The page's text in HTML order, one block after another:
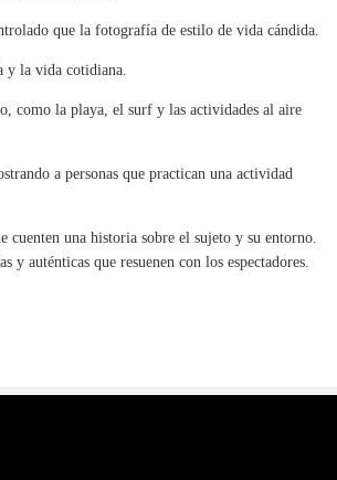
que la fotografía de estilo de vida cándida.
y la vida cotidiana.
como la playa, el surf y las actividades al aire
a personas que practican una actividad
una historia sobre el sujeto y su entorno.
auténticas que resuenen con los espectadores.